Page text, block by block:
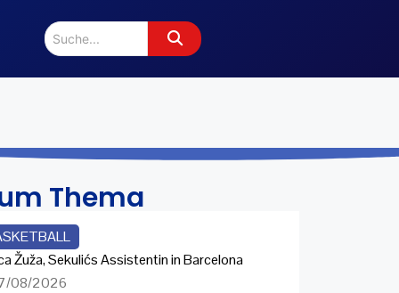
Thema
Žuža, Sekulićs Assistentin in Barcelona
08/2026